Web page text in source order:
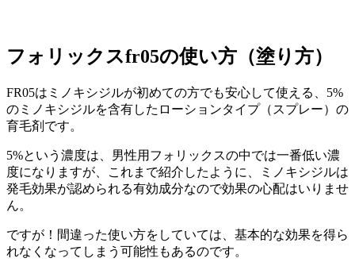
フォリックスfr05の使い方（塗り方）
FR05はミノキシジルが初めての方でも安心して使える、5%
のミノキシジルを含有したローションタイプ（スプレー）の
育毛剤です。
5%という濃度は、男性用フォリックスの中では一番低い濃
度になりますが、これまで紹介したように、ミノキシジルは
発毛効果が認められる有効成分なので効果の心配はいりませ
ん。
ですが！ 間違った使い方をしていては、基本的な効果を得ら
れなくなってしまう 可能性もあるのです。